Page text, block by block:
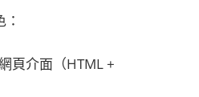
頁介面（HTML +